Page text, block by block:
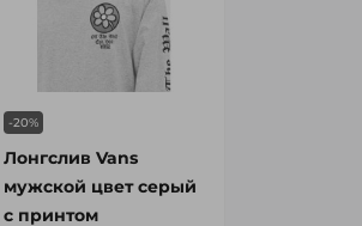
-20%
Лонгслив Vans
мужской цвет серый
с принтом